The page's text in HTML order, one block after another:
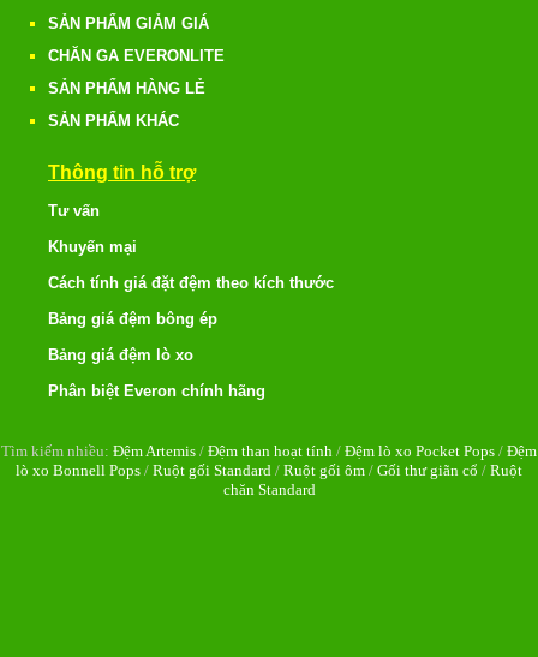
SẢN PHẨM GIẢM GIÁ
CHĂN GA EVERONLITE
SẢN PHẨM HÀNG LẺ
SẢN PHẨM KHÁC
Thông tin hỗ trợ
Tư vấn
Khuyến mại
Cách tính giá đặt đệm theo kích thước
Bảng giá đệm bông ép
Bảng giá đệm lò xo
Phân biệt Everon chính hãng
Tìm kiếm nhiều: Đệm Artemis / Đệm than hoạt tính / Đệm lò xo Pocket Pops / Đệm
lò xo Bonnell Pops / Ruột gối Standard / Ruột gối ôm / Gối thư giãn cổ / Ruột
chăn Standard